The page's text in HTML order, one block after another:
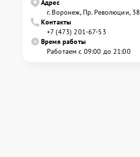
Адрес
г. Воронеж, Пр. Революции, 38
Контакты
+7 (473) 201-67-53
Время работы
Работаем с 09:00 до 21:00